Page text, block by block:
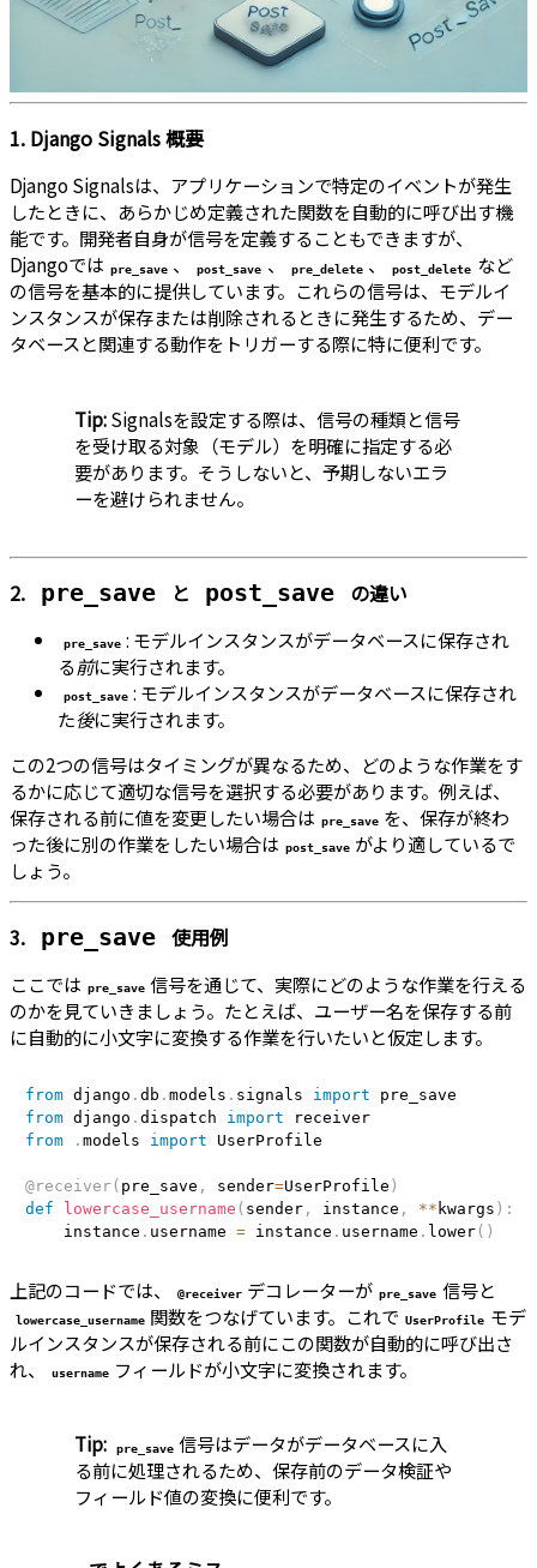
1. Django Signals 概要
Django Signalsは、アプリケーションで特定のイベントが発生
したときに、あらかじめ定義された関数を自動的に呼び出す機
能です。開発者自身が信号を定義することもできますが、
Djangoでは pre_save 、 post_save 、 pre_delete 、 post_delete など
の信号を基本的に提供しています。これらの信号は、モデルイ
ンスタンスが保存または削除されるときに発生するため、デー
タベースと関連する動作をトリガーする際に特に便利です。
Tip:Signalsを設定する際は、信号の種類と信号
を受け取る対象（モデル）を明確に指定する必
要があります。そうしないと、予期しないエラ
ーを避けられません。
2. pre_save と post_save の違い
pre_save : モデルインスタンスがデータベースに保存され
る前に実行されます。
post_save : モデルインスタンスがデータベースに保存され
た後に実行されます。
この2つの信号はタイミングが異なるため、どのような作業をす
るかに応じて適切な信号を選択する必要があります。例えば、
保存される前に値を変更したい場合は pre_save を、保存が終わ
った後に別の作業をしたい場合は post_save がより適しているで
しょう。
3. pre_save 使用例
ここでは pre_save 信号を通じて、実際にどのような作業を行える
のかを見ていきましょう。たとえば、ユーザー名を保存する前
に自動的に小文字に変換する作業を行いたいと仮定します。
from django . db . models . signals import
from django . dispatch import
receiver
from
. models import UserProfile
@receiver( pre_save , sender=UserProfile )
def
lowercase_username ( sender, instance , ** kwargs ) :
    instance
. username = instance . username . lower( )
上記のコードでは、 @receiver デコレーターが pre_save 信号と
lowercase_username 関数をつなげています。これで UserProfile モデ
ルインスタンスが保存される前にこの関数が自動的に呼び出さ
れ、
username フィールドが小文字に変換されます。
Tip: pre_save 信号はデータがデータベースに入
る前に処理されるため、保存前のデータ検証や
フィールド値の変換に便利です。